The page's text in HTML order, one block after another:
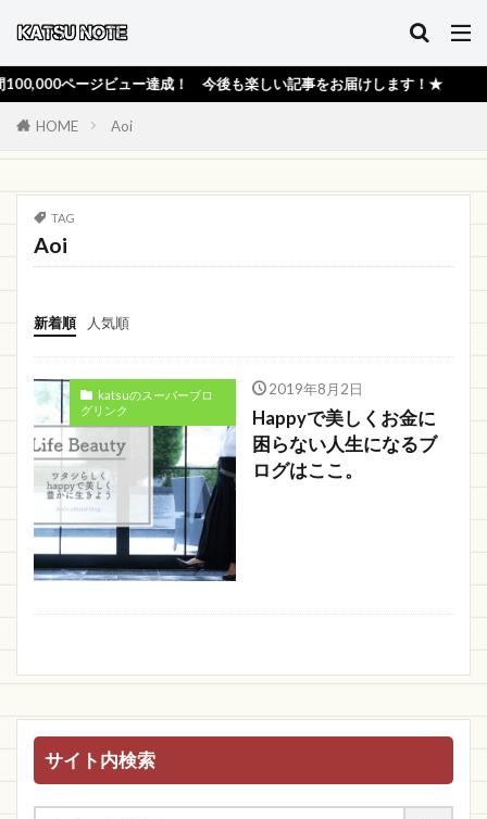
ページビュー達成！ 今後も楽しい記事をお届けします！★
HOME Aoi
TAG
Aoi
新着順 人気順
katsuのスーパーブロ
グリンク
2019年8月2日
Happyで美しくお金に
困らない人生になるブ
ログはここ。
サイト内検索